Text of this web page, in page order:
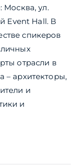
Москва, ул.
Event Hall. В
спикеров
отрасли в
– архитекторы,
и
и